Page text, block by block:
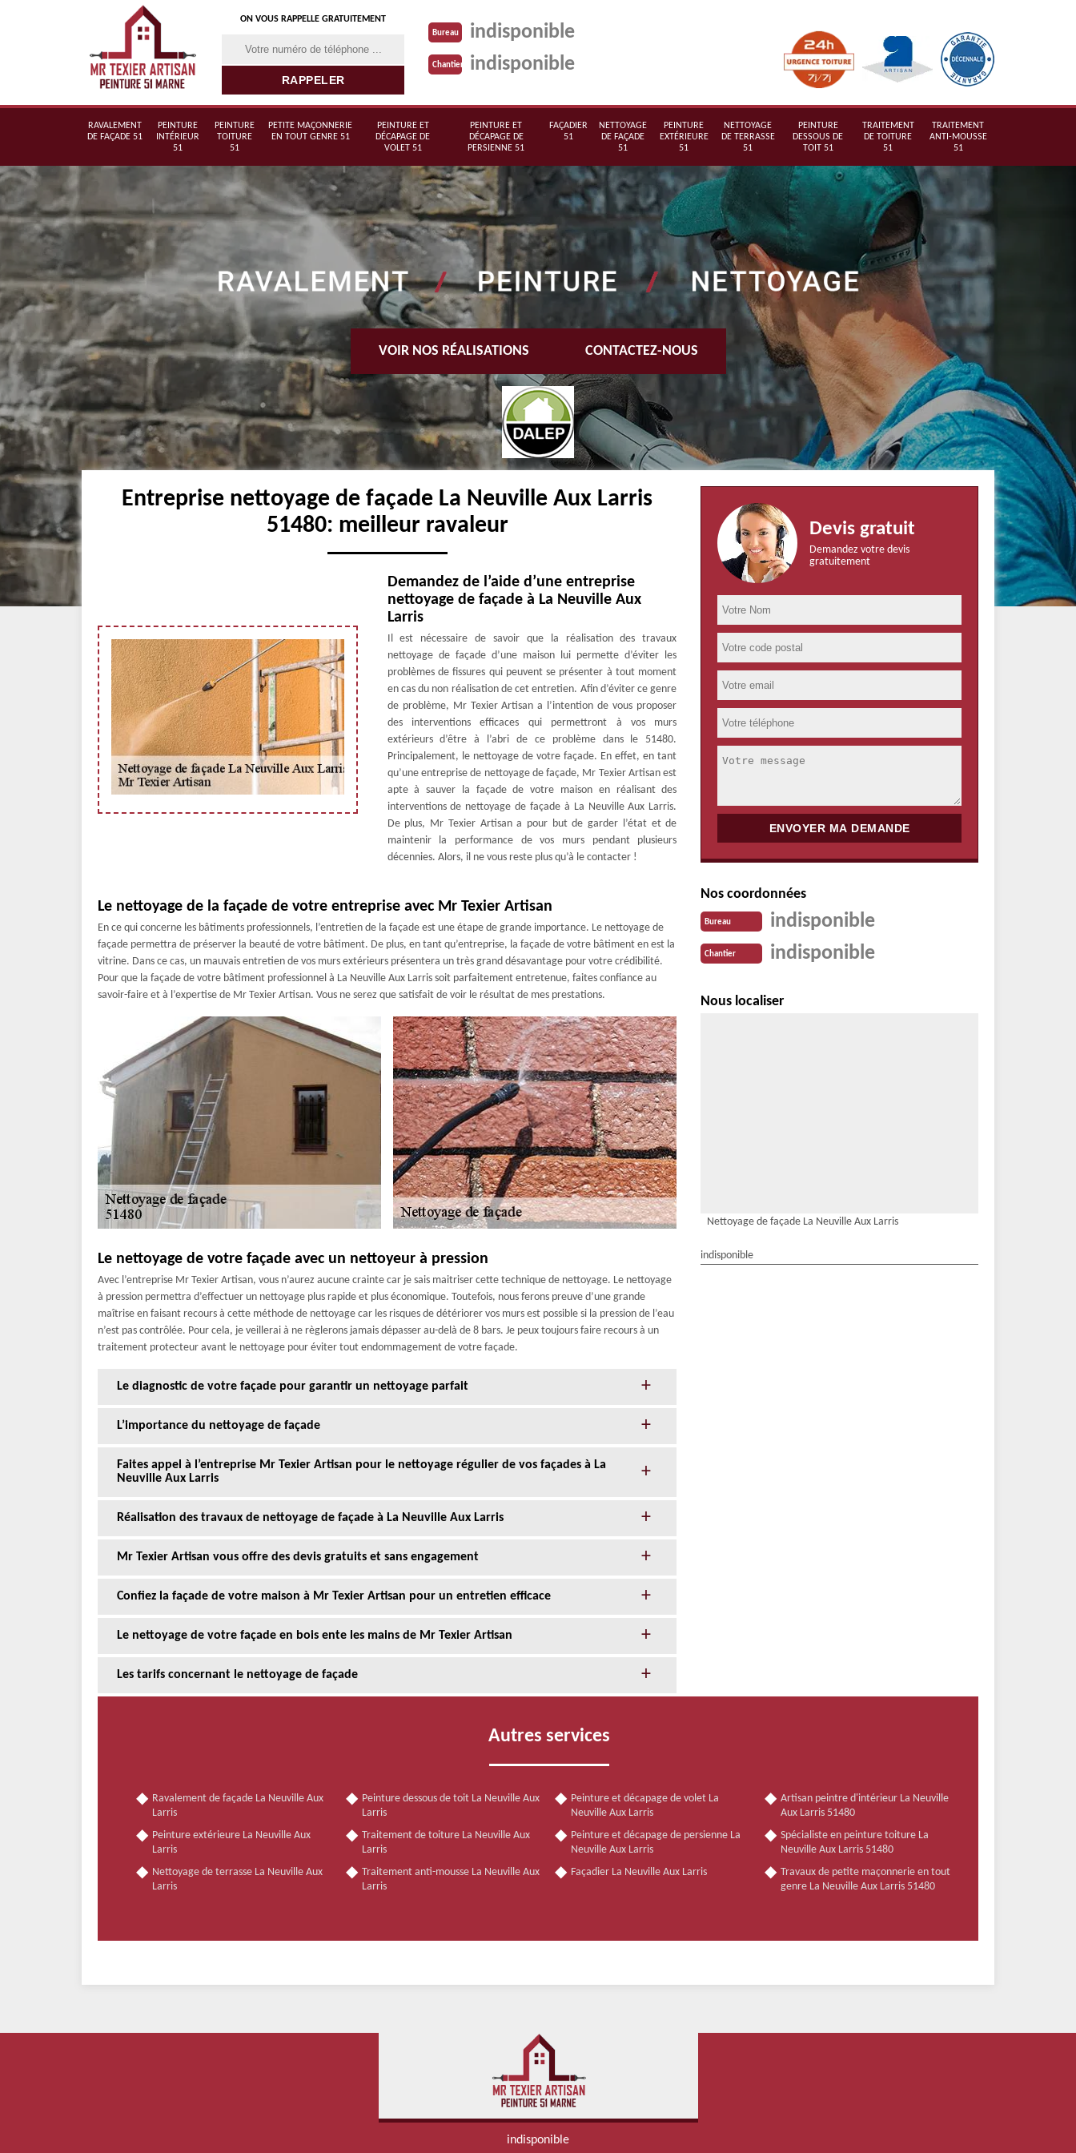
ON VOUS RAPPELLE GRATUITEMENT
Bureau indisponible
Chantier indisponible
RAVALEMENT
DE FAÇADE 51
PEINTURE
INTÉRIEUR
51
PEINTURE
TOITURE
51
PETITE MAÇONNERIE
EN TOUT GENRE 51
PEINTURE ET
DÉCAPAGE DE
VOLET 51
PEINTURE ET
DÉCAPAGE DE
PERSIENNE 51
FAÇADIER
51
NETTOYAGE
DE FAÇADE
51
PEINTURE
EXTÉRIEURE
51
NETTOYAGE
DE TERRASSE
51
PEINTURE
DESSOUS DE
TOIT 51
TRAITEMENT
DE TOITURE
51
TRAITEMENT
ANTI-MOUSSE
51
VOIR NOS RÉALISATIONS CONTACTEZ-NOUS
Entreprise nettoyage de façade La Neuville Aux Larris
51480: meilleur ravaleur
Demandez de l’aide d’une entreprise
nettoyage de façade à La Neuville Aux
Larris
Il est nécessaire de savoir que la réalisation des travaux
nettoyage de façade d’une maison lui permette d’éviter les
problèmes de fissures qui peuvent se présenter à tout moment
en cas du non réalisation de cet entretien. Afin d’éviter ce genre
de problème, Mr Texier Artisan a l’intention de vous proposer
des interventions efficaces qui permettront à vos murs
extérieurs d’être à l’abri de ce problème dans le 51480.
Principalement, le nettoyage de votre façade. En effet, en tant
qu’une entreprise de nettoyage de façade, Mr Texier Artisan est
apte à sauver la façade de votre maison en réalisant des
interventions de nettoyage de façade à La Neuville Aux Larris.
De plus, Mr Texier Artisan a pour but de garder l’état et de
maintenir la performance de vos murs pendant plusieurs
décennies. Alors, il ne vous reste plus qu’à le contacter !
Le nettoyage de la façade de votre entreprise avec Mr Texier Artisan
En ce qui concerne les bâtiments professionnels, l’entretien de la façade est une étape de grande importance. Le nettoyage de
façade permettra de préserver la beauté de votre bâtiment. De plus, en tant qu’entreprise, la façade de votre bâtiment en est la
vitrine. Dans ce cas, un mauvais entretien de vos murs extérieurs présentera un très grand désavantage pour votre crédibilité.
Pour que la façade de votre bâtiment professionnel à La Neuville Aux Larris soit parfaitement entretenue, faites confiance au
savoir-faire et à l’expertise de Mr Texier Artisan. Vous ne serez que satisfait de voir le résultat de mes prestations.
Le nettoyage de votre façade avec un nettoyeur à pression
Avec l’entreprise Mr Texier Artisan, vous n’aurez aucune crainte car je sais maitriser cette technique de nettoyage. Le nettoyage
à pression permettra d’effectuer un nettoyage plus rapide et plus économique. Toutefois, nous ferons preuve d’une grande
maîtrise en faisant recours à cette méthode de nettoyage car les risques de détériorer vos murs est possible si la pression de l’eau
n’est pas contrôlée. Pour cela, je veillerai à ne règlerons jamais dépasser au-delà de 8 bars. Je peux toujours faire recours à un
traitement protecteur avant le nettoyage pour éviter tout endommagement de votre façade.
Le diagnostic de votre façade pour garantir un nettoyage parfait
L’importance du nettoyage de façade
Faites appel à l’entreprise Mr Texier Artisan pour le nettoyage régulier de vos façades à La
Neuville Aux Larris
Réalisation des travaux de nettoyage de façade à La Neuville Aux Larris
Mr Texier Artisan vous offre des devis gratuits et sans engagement
Confiez la façade de votre maison à Mr Texier Artisan pour un entretien efficace
Le nettoyage de votre façade en bois ente les mains de Mr Texier Artisan
Les tarifs concernant le nettoyage de façade
Devis gratuit
Demandez votre devis
gratuitement
Nos coordonnées
Bureau indisponible
Chantier indisponible
Nous localiser
Nettoyage de façade La Neuville Aux Larris
indisponible
Autres services
Ravalement de façade La Neuville Aux
Larris
Peinture extérieure La Neuville Aux
Larris
Nettoyage de terrasse La Neuville Aux
Larris
Peinture dessous de toit La Neuville Aux
Larris
Traitement de toiture La Neuville Aux
Larris
Traitement anti-mousse La Neuville Aux
Larris
Peinture et décapage de volet La
Neuville Aux Larris
Peinture et décapage de persienne La
Neuville Aux Larris
Façadier La Neuville Aux Larris
Artisan peintre d'intérieur La Neuville
Aux Larris 51480
Spécialiste en peinture toiture La
Neuville Aux Larris 51480
Travaux de petite maçonnerie en tout
genre La Neuville Aux Larris 51480
indisponible